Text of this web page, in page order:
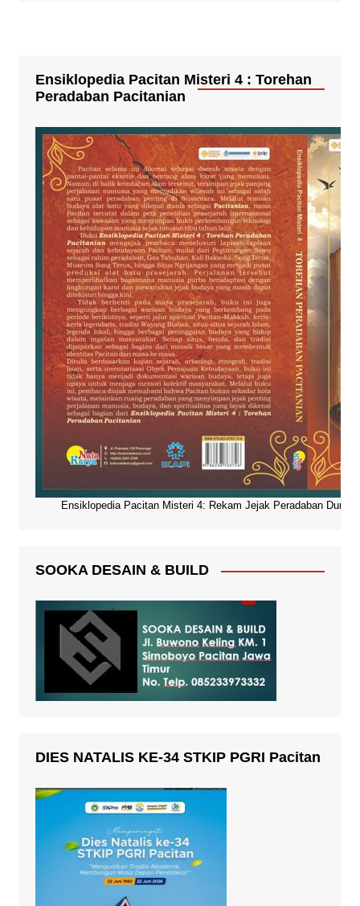
Ensiklopedia Pacitan Misteri 4 : Torehan
Peradaban Pacitanian
Ensiklopedia Pacitan Misteri 4: Rekam Jejak Peradaban Dunia
SOOKA DESAIN & BUILD
DIES NATALIS KE-34 STKIP PGRI Pacitan